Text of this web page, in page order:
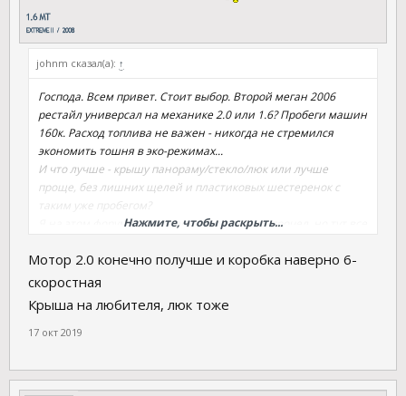
johnm сказал(а): ↑
Господа. Всем привет. Стоит выбор. Второй меган 2006
рестайл универсал на механике 2.0 или 1.6? Пробеги машин
160к. Расход топлива не важен - никогда не стремился
экономить тошня в эко-режимах...
И что лучше - крышу панораму/стекло/люк или лучше
проще, без лишних щелей и пластиковых шестеренок с
таким уже пробегом?
Я на этом форуме уже пару сотню страниц прочел, но тут все
Нажмите, чтобы раскрыть...
Мотор 2.0 конечно получше и коробка наверно 6-
скоростная
Крыша на любителя, люк тоже
17 окт 2019